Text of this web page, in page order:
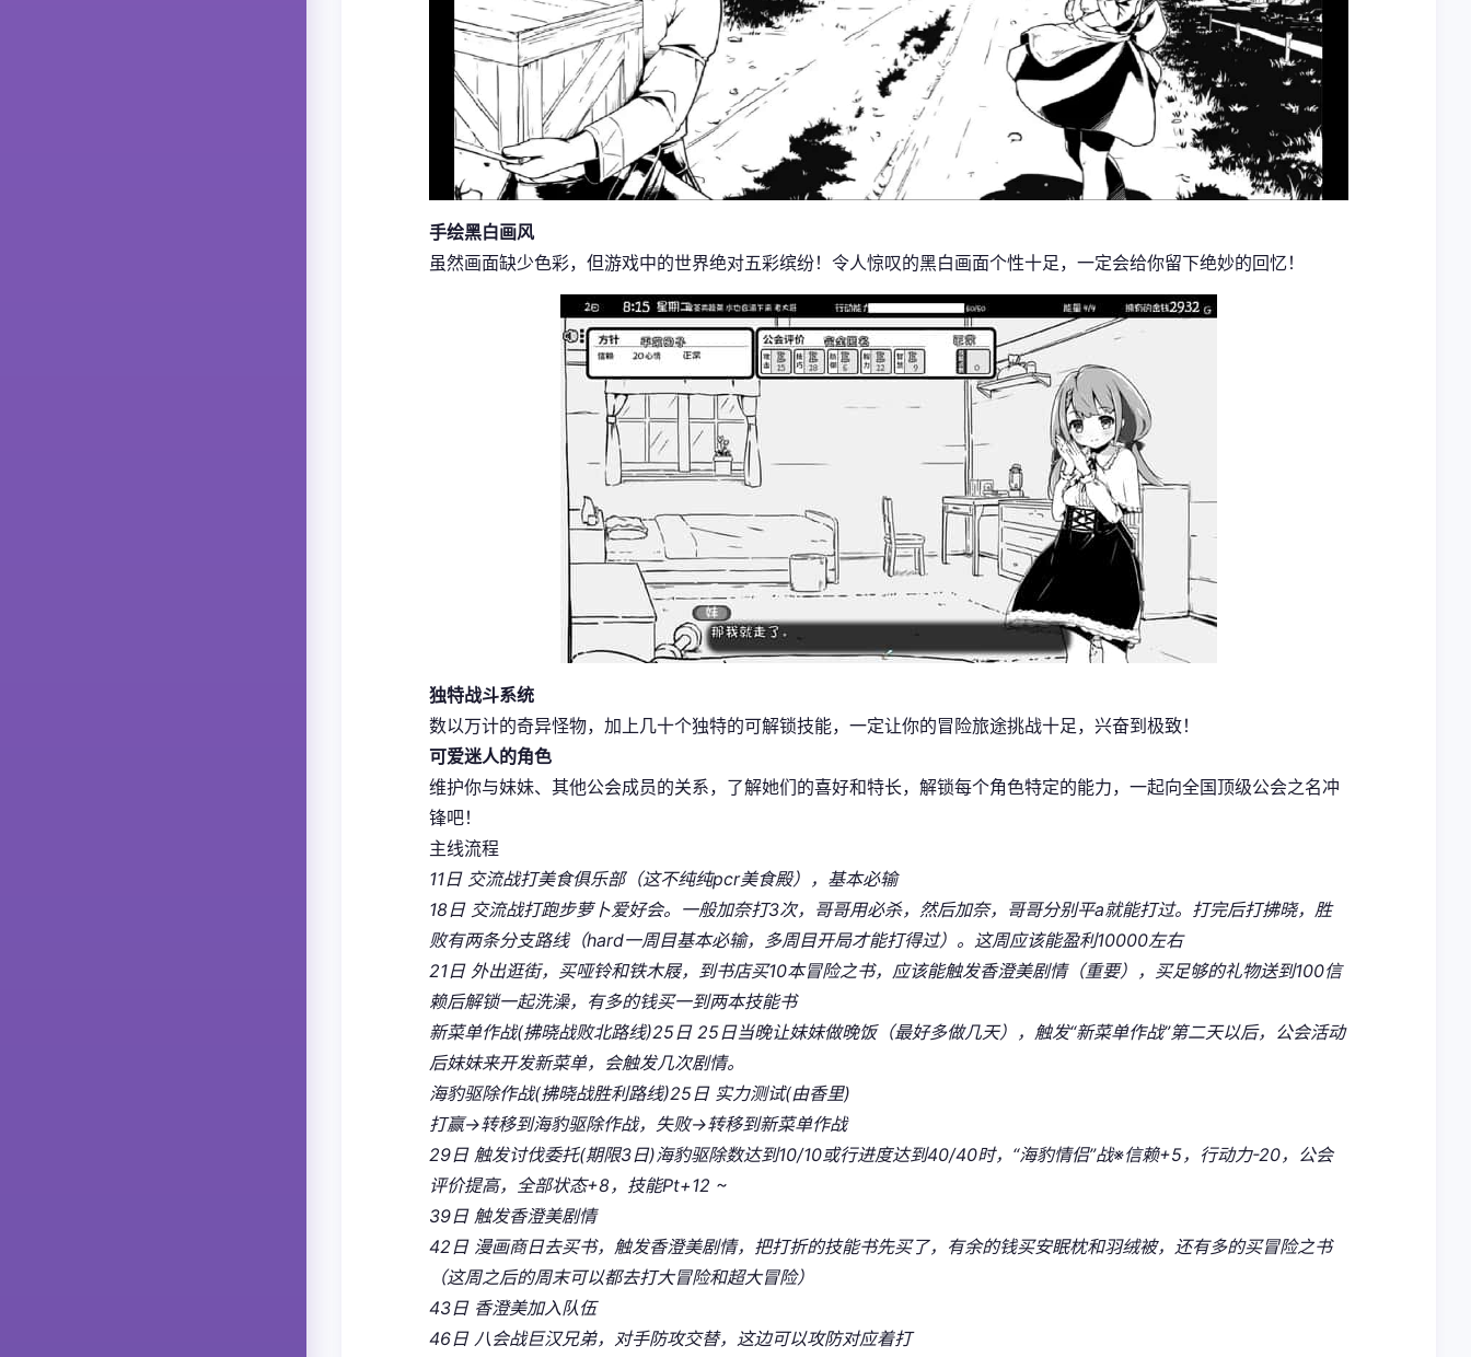
手绘黑白画风
虽然画面缺少色彩，但游戏中的世界绝对五彩缤纷！令人惊叹的黑白画面个性十足，一定会给你留下绝妙的回忆！
独特战斗系统
数以万计的奇异怪物，加上几十个独特的可解锁技能，一定让你的冒险旅途挑战十足，兴奋到极致！
可爱迷人的角色
维护你与妹妹、其他公会成员的关系，了解她们的喜好和特长，解锁每个角色特定的能力，一起向全国顶级公会之名冲
锋吧！
主线流程
11日 交流战打美食俱乐部（这不纯纯pcr美食殿），基本必输
18日 交流战打跑步萝卜爱好会。一般加奈打3次，哥哥用必杀，然后加奈，哥哥分别平a就能打过。打完后打拂晓，胜
败有两条分支路线（hard一周目基本必输，多周目开局才能打得过）。这周应该能盈利10000左右
21日 外出逛街，买哑铃和铁木屐，到书店买10本冒险之书，应该能触发香澄美剧情（重要），买足够的礼物送到100信
赖后解锁一起洗澡，有多的钱买一到两本技能书
新菜单作战(拂晓战败北路线)25日 25日当晚让妹妹做晚饭（最好多做几天），触发“新菜单作战”第二天以后，公会活动
后妹妹来开发新菜单，会触发几次剧情。
海豹驱除作战(拂晓战胜利路线)25日 实力测试(由香里)
打赢→转移到海豹驱除作战，失败→转移到新菜单作战
29日 触发讨伐委托(期限3日)海豹驱除数达到10/10或行进度达到40/40时，“海豹情侣”战※信赖+5，行动力-20，公会
评价提高，全部状态+8，技能Pt+12 ~
39日 触发香澄美剧情
42日 漫画商日去买书，触发香澄美剧情，把打折的技能书先买了，有余的钱买安眠枕和羽绒被，还有多的买冒险之书
（这周之后的周末可以都去打大冒险和超大冒险）
43日 香澄美加入队伍
46日 八会战巨汉兄弟，对手防攻交替，这边可以攻防对应着打